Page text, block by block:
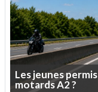
Lesjeunespermis
motardsA2?